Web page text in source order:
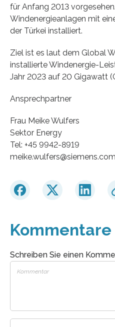
für Anfang 2013
Windenergieanlagen mit
der Türkei installiert.
Ziel ist es laut dem Global
installierte Windenergie-
Jahr 2023 auf 20 Gigawatt
Ansprechpartner
Frau Meike Wulfers
Sektor Energy
Tel: +45 9942-8919
meike.wulfers@siemens.com
Kommentare
Schreiben Sie einen